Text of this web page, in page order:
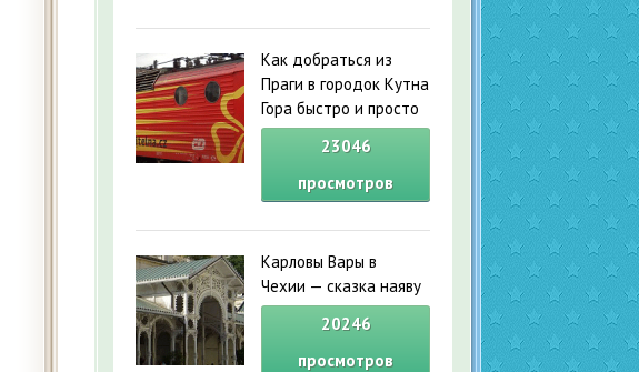
Как добраться из
Праги в городок Кутна
Гора быстро и просто
23046
просмотров
Карловы Вары в
Чехии — сказка наяву
20246
просмотров